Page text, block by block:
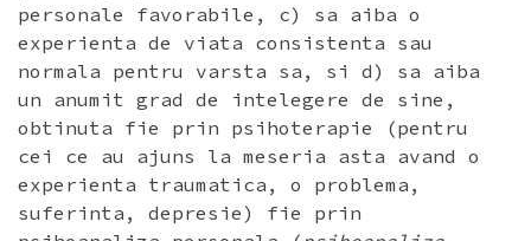
personale favorabile, c) sa aiba o
experienta de viata consistenta sau
normala pentru varsta sa, si d) sa aiba
un anumit grad de intelegere de sine,
obtinuta fie prin psihoterapie (pentru
cei ce au ajuns la meseria asta avand o
experienta traumatica, o problema,
suferinta, depresie) fie prin